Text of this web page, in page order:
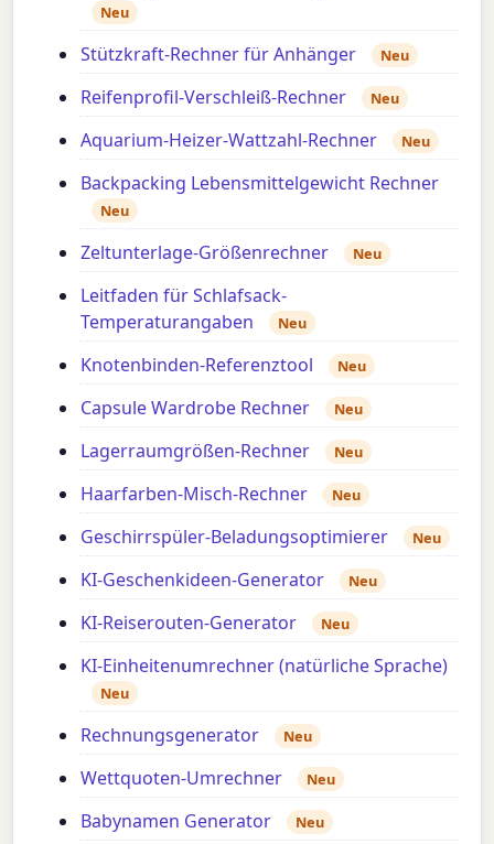
Neu
Stützkraft-Rechner für Anhänger Neu
Reifenprofil-Verschleiß-Rechner Neu
Aquarium-Heizer-Wattzahl-Rechner Neu
Backpacking Lebensmittelgewicht Rechner
Neu
Zeltunterlage-Größenrechner Neu
Leitfaden für Schlafsack-
Temperaturangaben
Neu
Knotenbinden-Referenztool Neu
Capsule Wardrobe Rechner Neu
Lagerraumgrößen-Rechner Neu
Haarfarben-Misch-Rechner Neu
Geschirrspüler-Beladungsoptimierer Neu
KI-Geschenkideen-Generator Neu
KI-Reiserouten-Generator Neu
KI-Einheitenumrechner (natürliche Sprache)
Neu
Rechnungsgenerator Neu
Wettquoten-Umrechner Neu
Babynamen Generator Neu